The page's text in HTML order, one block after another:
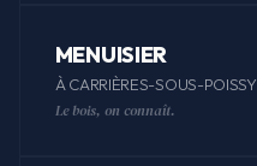
MENUISIER
À CARRIÈRES-SOUS-POISSY
Le bois, on connaît.